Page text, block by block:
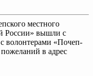
местного
России» вышли с
волонтерами «Почеп-
в адрес